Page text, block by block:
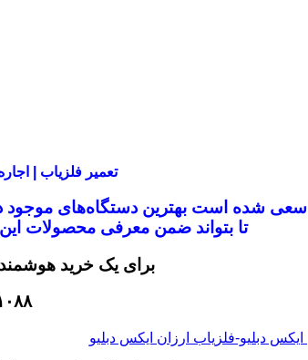
تعمیر فلزیاب |
سعی شده است بهترین دستگاه‌های موجود
تا بتواند ضمن معرفی محصولات
برای یک خرید